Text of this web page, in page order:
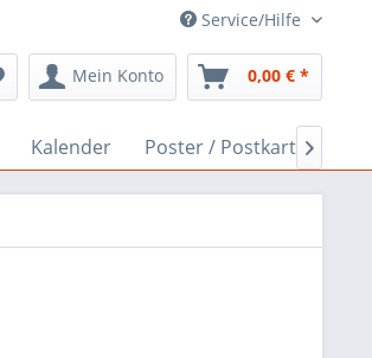
Service/Hilfe
Mein Konto 0,00 € *
Kalender Poster / Postkarten
